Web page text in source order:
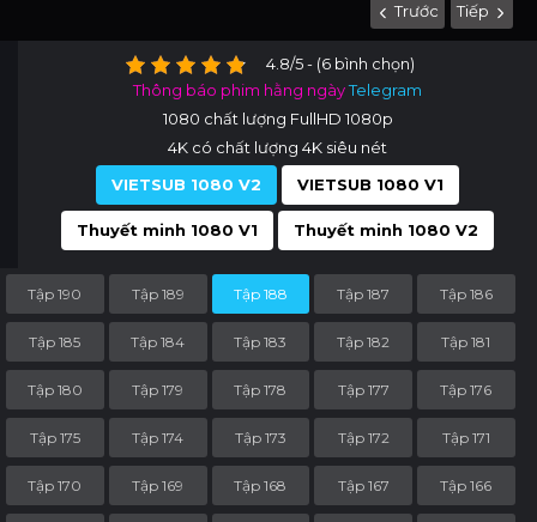
Trước Tiếp
4.8/5 - (6 bình chọn)
Thông báo phim hằng ngàyTelegram
1080 chất lượng FullHD 1080p
4K có chất lượng 4K siêu nét
VIETSUB 1080 V2
VIETSUB 1080 V1
Thuyết minh 1080 V1 Thuyết minh 1080 V2
Tập 190 Tập 189 Tập 188 Tập 187 Tập 186
Tập 185 Tập 184 Tập 183 Tập 182 Tập 181
Tập 180 Tập 179 Tập 178 Tập 177 Tập 176
Tập 175 Tập 174 Tập 173 Tập 172 Tập 171
Tập 170 Tập 169 Tập 168 Tập 167 Tập 166